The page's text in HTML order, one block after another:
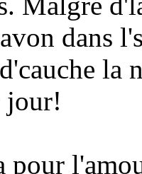
dans
la
jour!
pour